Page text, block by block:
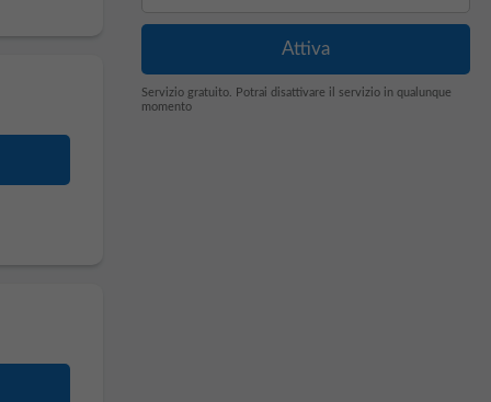
Servizio gratuito. Potrai disattivare il servizio in qualunque
momento